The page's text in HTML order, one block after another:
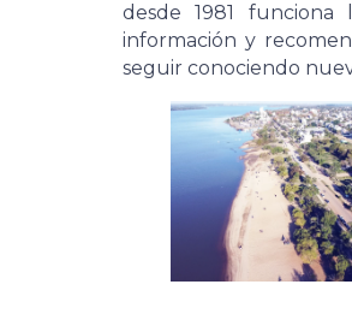
desde 1981 funciona
información y
seguir conociendo